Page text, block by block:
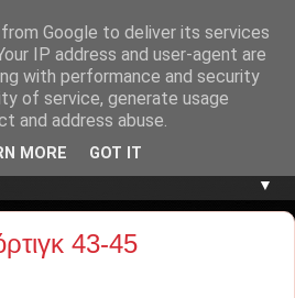
▼
43-45
Google to deliver its services
IP address and user-agent are
with performance and security
of service, generate usage
and address abuse.
MORE GOT IT